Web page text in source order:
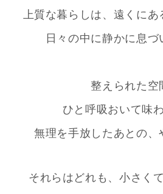
上質な暮らしは、遠くにあ
日々の中に静かに息づ
整えられた空
ひと呼吸おいて味
無理を手放したあとの、
それらはどれも、小さく